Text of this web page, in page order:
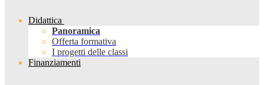
Didattica
Panoramica
Offerta formativa
I progetti delle classi
Finanziamenti